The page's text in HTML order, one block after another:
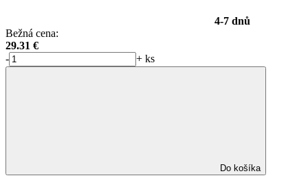
4-7 dnů
Bežná cena:
29.31 €
-
+ ks
Do košíka